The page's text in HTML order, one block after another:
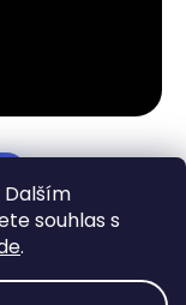
Dalším
souhlas s
.